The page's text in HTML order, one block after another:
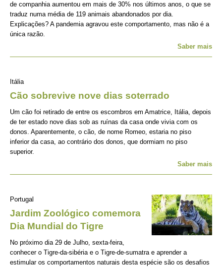
de companhia aumentou em mais de 30% nos últimos anos, o que se
traduz numa média de 119 animais abandonados por dia.
Explicações? A pandemia agravou este comportamento, mas não é a
única razão.
Saber mais
Itália
Cão sobrevive nove dias soterrado
Um cão foi retirado de entre os escombros em Amatrice, Itália, depois
de ter estado nove dias sob as ruínas da casa onde vivia com os
donos. Aparentemente, o cão, de nome Romeo, estaria no piso
inferior da casa, ao contrário dos donos, que dormiam no piso
superior.
Saber mais
Portugal
Jardim Zoológico comemora
Dia Mundial do Tigre
No próximo dia 29 de Julho, sexta-feira,
conhecer o Tigre-da-sibéria e o Tigre-de-sumatra e aprender a
estimular os comportamentos naturais desta espécie são os desafios